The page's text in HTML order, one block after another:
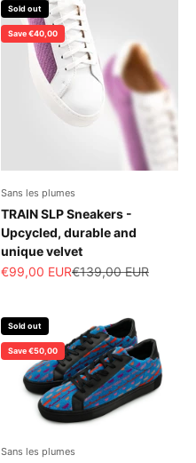
Sold out
Save €40,00
Sans les plumes
TRAIN SLP Sneakers -
Upcycled, durable and
unique velvet
Sale price
€99,00 EURRegular price
€139,00 EUR
Sold out
Save €50,00
Sans les plumes